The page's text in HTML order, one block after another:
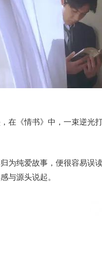
在《情书》中，一束逆光
为纯爱故事，便很容易误
与源头说起。